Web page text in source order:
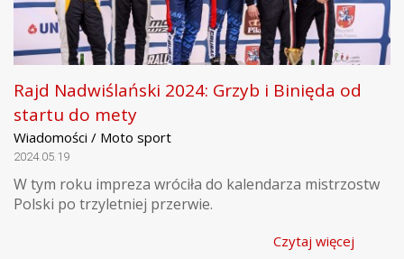
Rajd Nadwiślański 2024: Grzyb i Binięda od
startu do mety
Wiadomości / Moto sport
2024.05.19
W tym roku impreza wróciła do kalendarza mistrzostw
Polski po trzyletniej przerwie.
Czytaj więcej